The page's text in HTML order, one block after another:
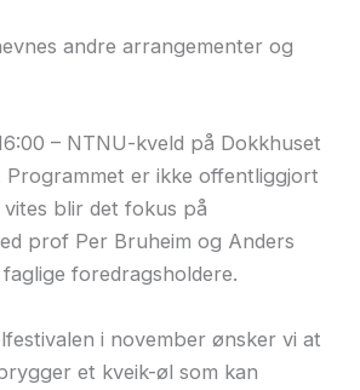
andre arrangementer og
– NTNU-kveld på Dokkhuset
Programmet er ikke offentliggjort
vites blir det fokus på
prof Per Bruheim og Anders
foredragsholdere.
i november ønsker vi at
et kveik-øl som kan